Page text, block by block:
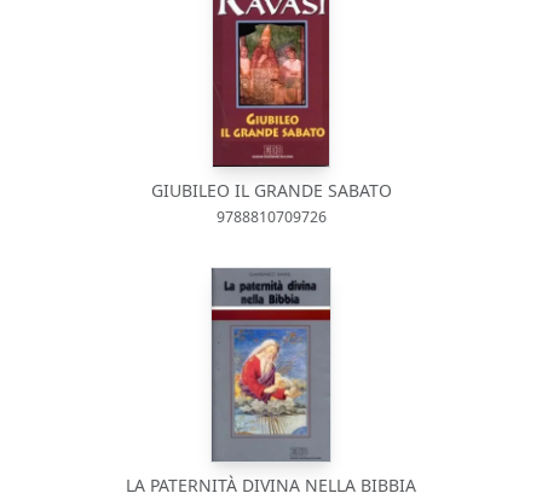
GIUBILEO IL GRANDE SABATO
9788810709726
LA PATERNITÀ DIVINA NELLA BIBBIA